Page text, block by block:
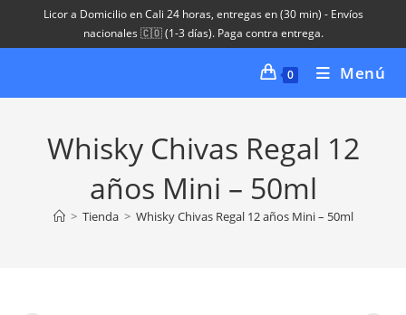
Licor a Domicilio en Cali 24 horas, entregas en (30 min) - Envíos
nacionales 🇨🇴 (1-3 días). Paga contra entrega.
0 Menú
Whisky Chivas Regal 12
años Mini – 50ml
> Tienda > Whisky Chivas Regal 12 años Mini – 50ml